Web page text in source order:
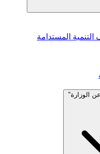
التنمية المستدامة